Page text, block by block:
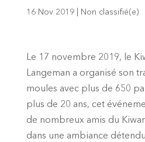
16 Nov 2019| Non classifié(e)
Le 17 novembre 2019, le
Langeman a organisé son
moules avec plus de 650
plus de 20 ans, cet
de nombreux amis du
dans une ambiance